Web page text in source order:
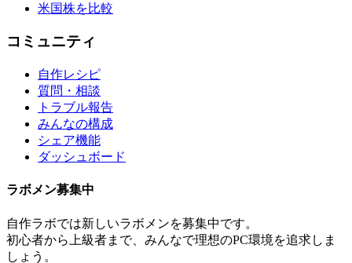
米国株を比較
コミュニティ
自作レシピ
質問・相談
トラブル報告
みんなの構成
シェア機能
ダッシュボード
ラボメン募集中
自作ラボでは新しいラボメンを募集中です。
初心者から上級者まで、みんなで理想のPC環境を追求しま
しょう。